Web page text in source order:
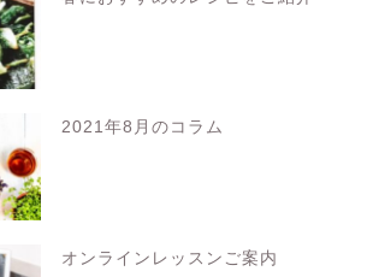
2021年8月のコラム
オンラインレッスンご案内